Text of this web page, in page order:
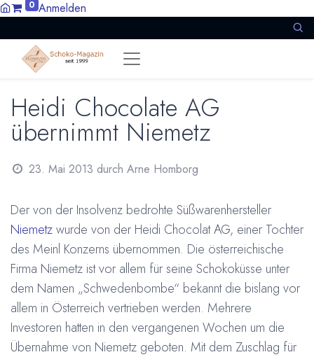
0 Anmelden
Heidi Chocolate AG
übernimmt Niemetz
23. Mai 2013 durch Arne Homborg
Der von der Insolvenz bedrohte Süßwarenhersteller
Niemetzwurde von der Heidi Chocolat AG, einer Tochter
des Meinl Konzerns übernommen. Die österreichische
Firma Niemetz ist vor allem für seine Schokoküsse unter
dem Namen „Schwedenbombe“ bekannt die bislang vor
allem in Österreich vertrieben werden. Mehrere
Investoren hatten in den vergangenen Wochen um die
Übernahme von Niemetz geboten. Mit dem Zuschlag für